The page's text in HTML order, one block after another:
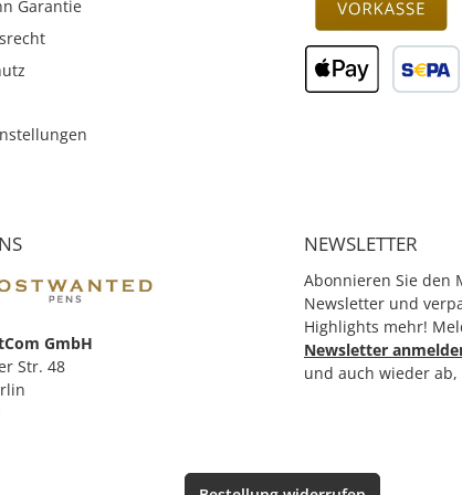
Stärke der Mine: 10 - Schreibfarbe der Mine:
Ausführung Schaft: Schaft lackiert - Ausführung
Schaftform: ergonomische Dreikantform - Farbe
Schaftes: sortiert - Material des Schaftes: Holz -
Stift (Ø x L) - Länge: 130 mm - 10er Set mit Spitzer
Garantie
GmbH
Str. 48
NEWSLETTER
Abonnieren Sie den
Newsletter und
Highlights mehr!
Newsletter
und auch wieder